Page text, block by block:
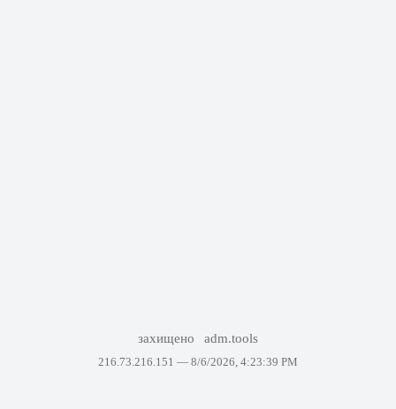
захищено adm.tools
216.73.216.151 — 8/6/2026, 4:23:39 PM